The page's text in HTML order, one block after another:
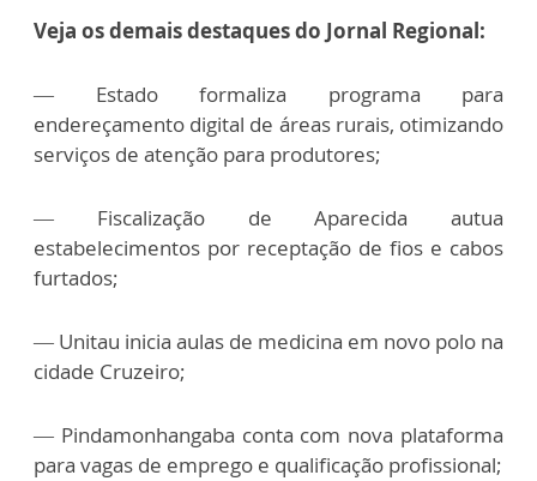
Veja os demais destaques do Jornal Regional:
— Estado formaliza programa para
endereçamento digital de áreas rurais, otimizando
serviços de atenção para produtores;
— Fiscalização de Aparecida autua
estabelecimentos por receptação de fios e cabos
furtados;
— Unitau inicia aulas de medicina em novo polo na
cidade Cruzeiro;
— Pindamonhangaba conta com nova plataforma
para vagas de emprego e qualificação profissional;